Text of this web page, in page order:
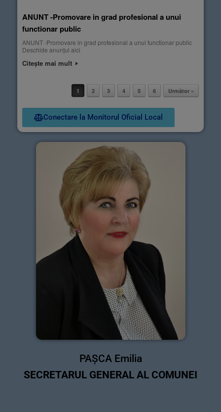
ANUNT -Promovare in grad profesional a unui
functionar public
ANUNT -Promovare in grad profesional a unui functionar public
Deschide anunțul aici
Citește mai mult
Post navigation
1 2 3 4 5 6 Următor »
Conectare la Monitorul Oficial Local
PAȘCA Emilia
SECRETARUL GENERAL AL COMUNEI